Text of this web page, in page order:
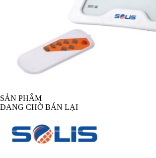
SẢN PHẨM
ĐANG CHỜ BÁN LẠI